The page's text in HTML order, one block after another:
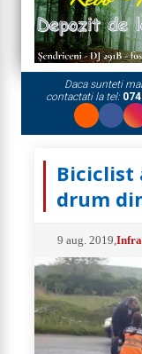
Daca sunteti
contactati la tel:
Biciclist
drum
9 aug. 2019 ,